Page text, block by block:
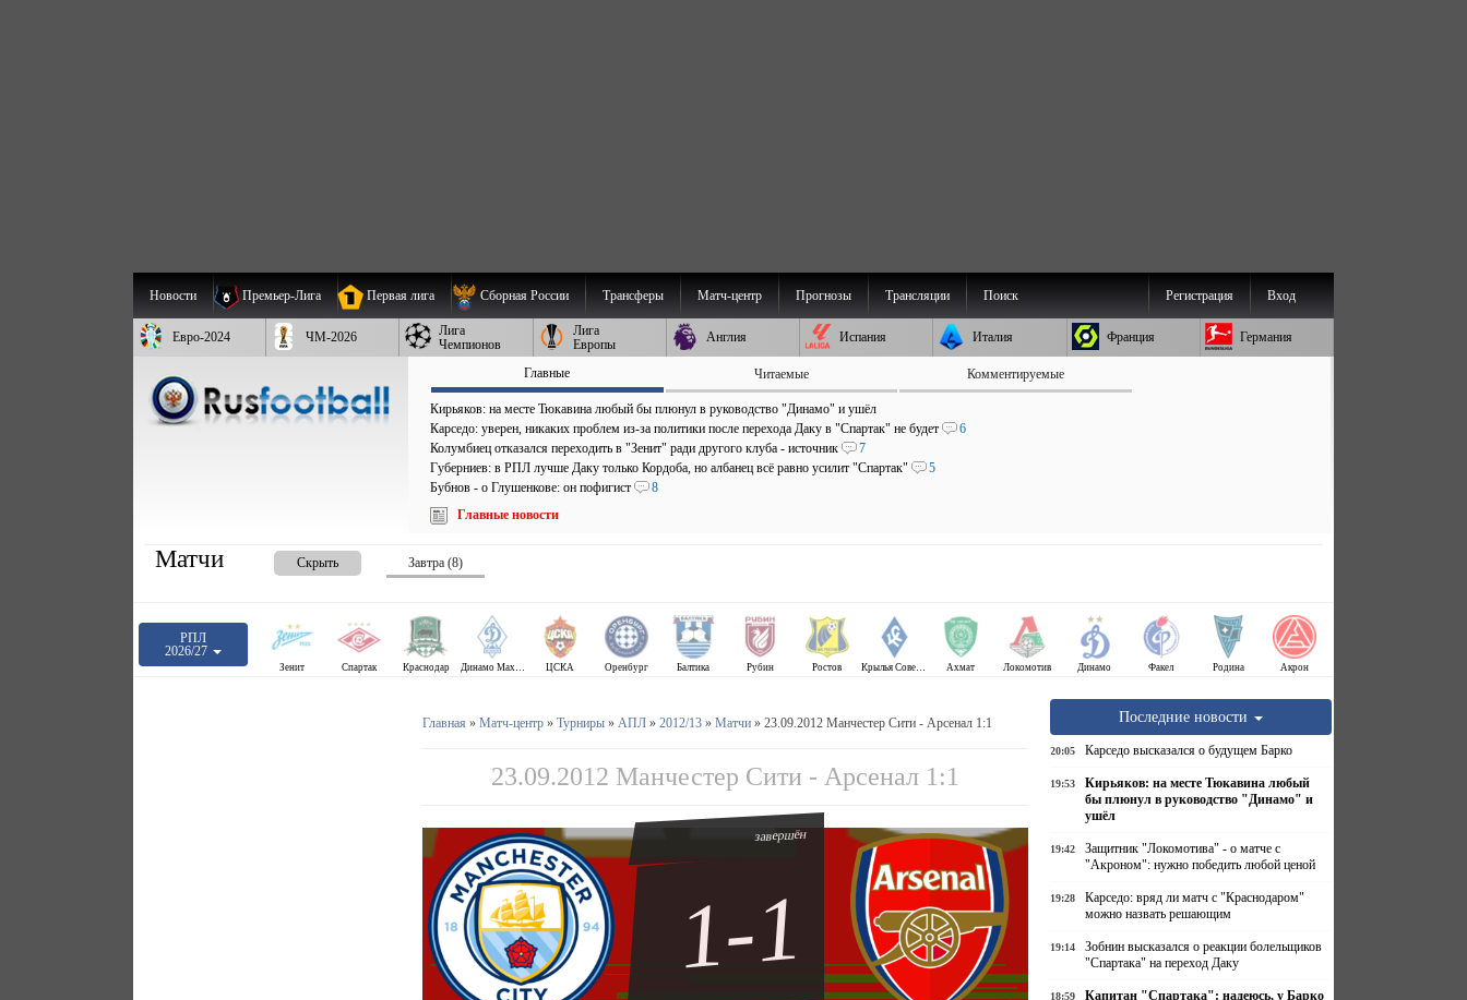
Новости Премьер-Лига Первая лига Сборная России Трансферы Матч-центр Прогнозы Трансляции Поиск Вход
Регистрация
Евро-2024 ЧМ-2026
Лига
Чемпионов
Лига
Европы
Англия Испания Италия Франция Германия
Главные Читаемые Комментируемые
Кирьяков: на месте Тюкавина любый бы плюнул в руководство "Динамо" и ушёл
Карседо: уверен, никаких проблем из-за политики после перехода Даку в "Спартак" не будет
6
Колумбиец отказался переходить в "Зенит" ради другого клуба - источник
7
Губерниев: в РПЛ лучше Даку только Кордоба, но албанец всё равно усилит "Спартак"
5
Бубнов - о Глушенкове: он пофигист
8
Главные новости
Матчи Скрыть Завтра (8)
РПЛ
2026/27
Зенит Спартак Краснодар Динамо Махачкала ЦСКА Оренбург Балтика Рубин Ростов Крылья Советов Ахмат Локомотив Динамо Факел Родина Акрон
Главная » Матч-центр» Турниры» АПЛ» 2012/13» Матчи» 23.09.2012 Манчестер Сити - Арсенал 1:1
23.09.2012 Манчестер Сити - Арсенал 1:1
завершён
1-1
Последние новости
20:05 Карседо высказался о будущем Барко
19:53
Кирьяков: на месте Тюкавина любый
бы плюнул в руководство "Динамо" и
ушёл
19:42
Защитник "Локомотива" - о матче с
"Акроном": нужно победить любой ценой
19:28
Карседо: вряд ли матч с "Краснодаром"
можно назвать решающим
19:14
Зобнин высказался о реакции болельщиков
"Спартака" на переход Даку
18:59
Капитан "Спартака": надеюсь, у Барко